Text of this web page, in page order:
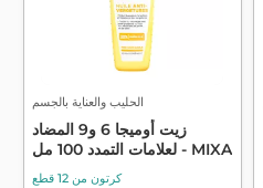
الحليب والعناية بالجسم
زيت أوميجا 6 و9 المضاد
لعلامات التمدد 100 مل - MIXA
كرتون من 12 قطع